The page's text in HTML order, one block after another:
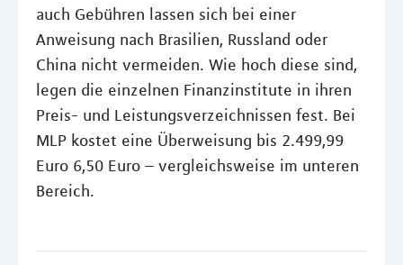
auch Gebühren lassen sich bei einer
Anweisung nach Brasilien, Russland oder
China nicht vermeiden. Wie hoch diese sind,
legen die einzelnen Finanzinstitute in ihren
Preis- und Leistungsverzeichnissen fest. Bei
MLP kostet eine Überweisung bis 2.499,99
Euro 6,50 Euro – vergleichsweise im unteren
Bereich.